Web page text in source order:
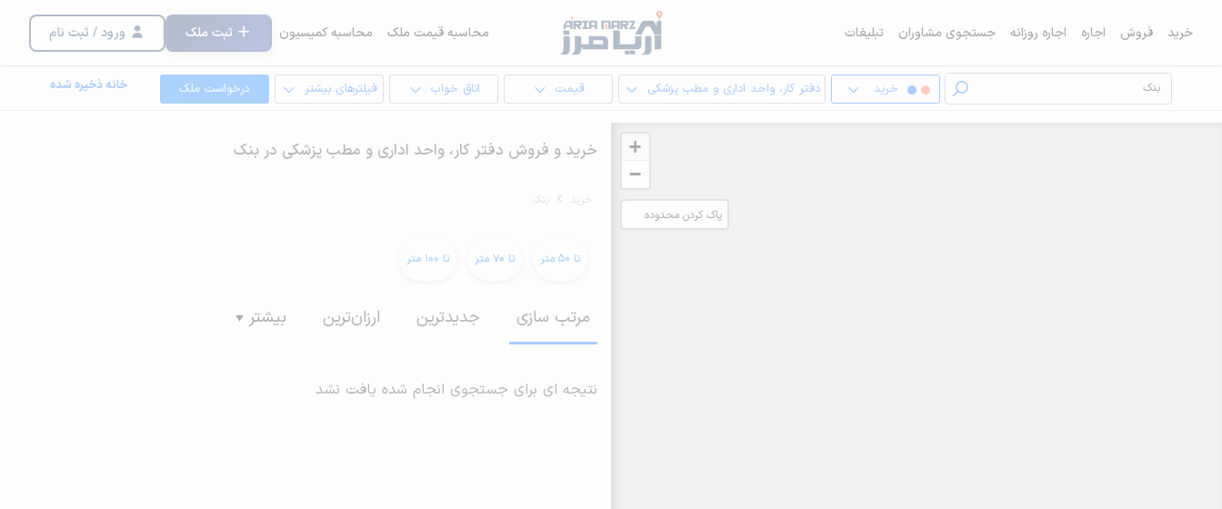
خرید فروش اجاره اجاره روزانه جستجوی مشاوران تبلیغات محاسبه قیمت ملک محاسبه کمیسیون ثبت ملک ورود / ثبت نام
خرید دفتر کار، واحد اداری و مطب پزشکی قیمت اتاق خواب فیلترهای بیشتر درخواست ملک خانه ذخیره شده
+
−
پاک کردن محدوده
خرید و فروش دفتر کار، واحد اداری و مطب پزشکی در بنک
خرید بنک
تا 50 متر تا 70 متر تا 100 متر
مرتب سازی جدیدترین ارزان‌ترین بیشتر
نتیجه ای برای جستجوی انجام شده یافت نشد